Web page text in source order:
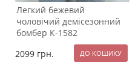
Легкий бежевий
чоловічий демісезонний
бомбер К-1582
2099 грн.